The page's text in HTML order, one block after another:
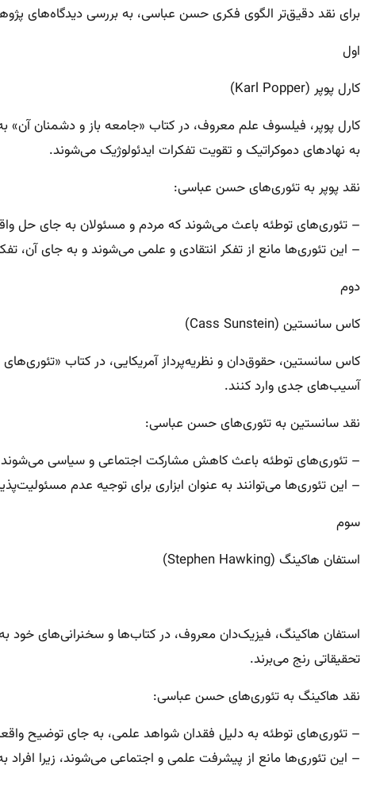
برای نقد دقیق‌تر الگوی فکری حسن عباسی، به بررسی دیدگاه‌های
اول
کارل پوپر (Karl Popper)
کارل پوپر، فیلسوف علم معروف، در کتاب «جامعه باز و دشمنان آن»
به نهادهای دموکراتیک و تقویت تفکرات ایدئولوژیک می‌شوند.
نقد پوپر به تئوری‌های حسن عباسی:
– تئوری‌های توطئه باعث می‌شوند که مردم و مسئولان به جای حل
– این تئوری‌ها مانع از تفکر انتقادی و علمی می‌شوند و به جای آن،
دوم
کاس سانستین (Cass Sunstein)
کاس سانستین، حقوق‌دان و نظریه‌پرداز آمریکایی، در کتاب
آسیب‌های جدی وارد کنند.
نقد سانستین به تئوری‌های حسن عباسی:
– تئوری‌های توطئه باعث کاهش مشارکت اجتماعی و سیاسی می‌شوند،
– این تئوری‌ها می‌توانند به عنوان ابزاری برای توجیه عدم
سوم
استفان هاکینگ (Stephen Hawking)
استفان هاکینگ، فیزیک‌دان معروف، در کتاب‌ها و سخنرانی‌های خود
تحقیقاتی رنج می‌برند.
نقد هاکینگ به تئوری‌های حسن عباسی:
– تئوری‌های توطئه به دلیل فقدان شواهد علمی، به جای توضیح
– این تئوری‌ها مانع از پیشرفت علمی و اجتماعی می‌شوند، زیرا